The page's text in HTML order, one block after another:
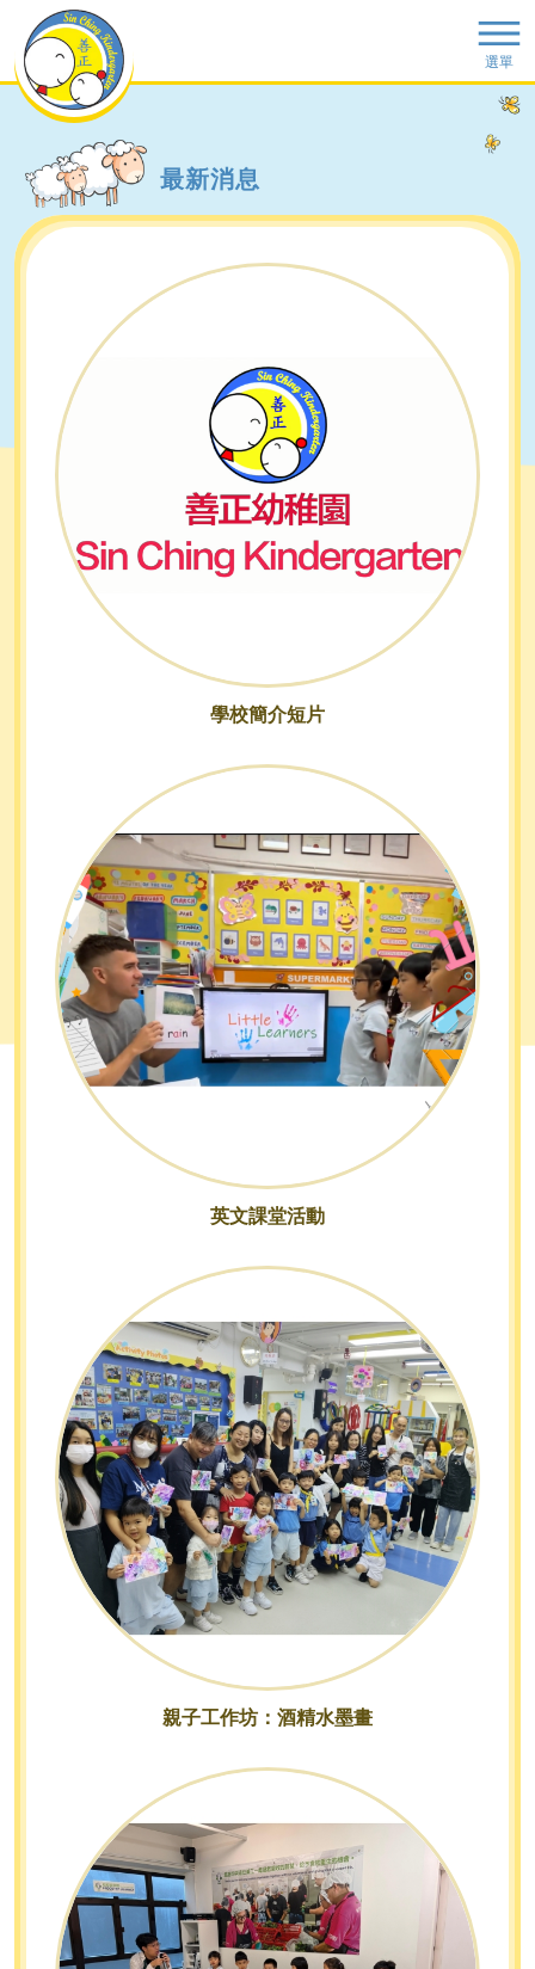
選單
最新消息
學校簡介短片
英文課堂活動
親子工作坊：酒精水墨畫